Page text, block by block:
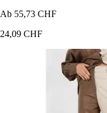
Ab 55,73 CHF
24,09 CHF